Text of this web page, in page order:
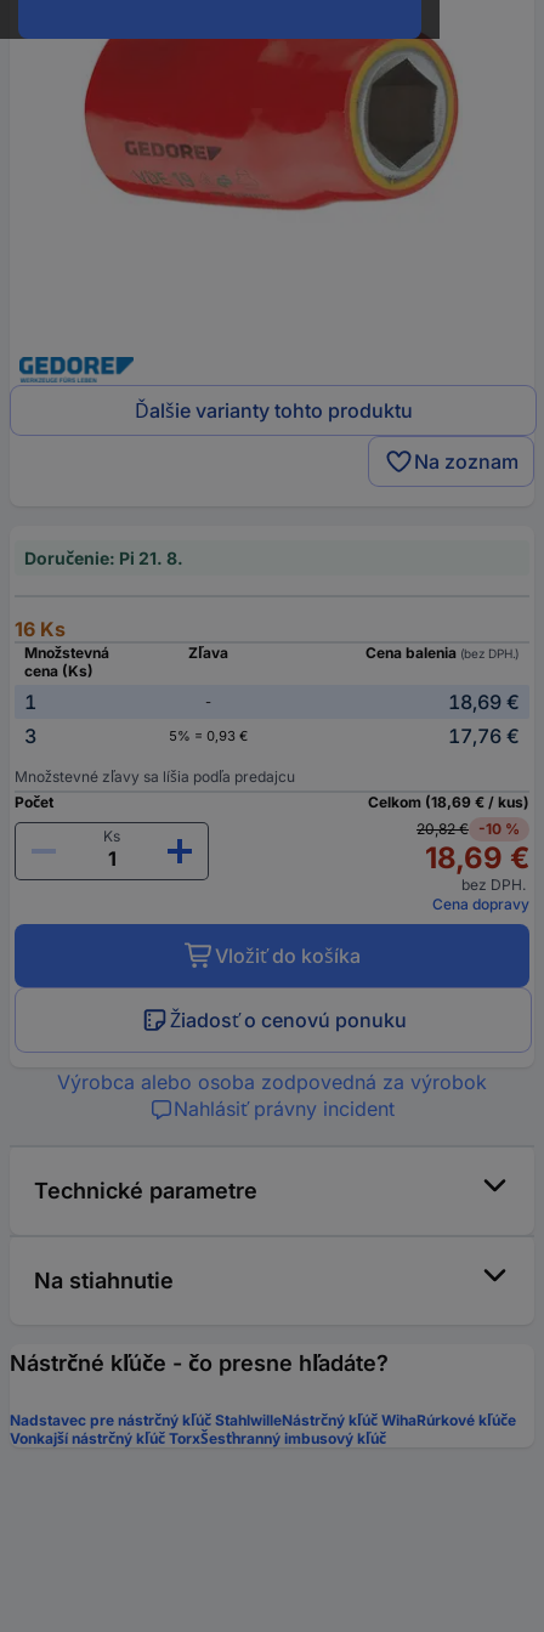
Ďalšie varianty tohto produktu
Na zoznam
Doručenie: Pi 21. 8.
16 Ks
Množstevná
cena (Ks)
Zľava Cena balenia (bez DPH.)
1 -
18,69 €
3
5% = 0,93 € 17,76 €
Množstevné zľavy sa líšia podľa predajcu
Počet
Ks
Celkom (18,69 € / kus)
20,82 € -10 %
18,69 €
bez DPH.
Cena dopravy
Vložiť do košíka
Žiadosť o cenovú ponuku
Výrobca alebo osoba zodpovedná za výrobok
Nahlásiť právny incident
Technické parametre
Na stiahnutie
Nástrčné kľúče - čo presne hľadáte?
Nadstavec pre nástrčný kľúč StahlwilleNástrčný kľúč WihaRúrkové kľúče
Vonkajší nástrčný kľúč TorxŠesťhranný imbusový kľúč